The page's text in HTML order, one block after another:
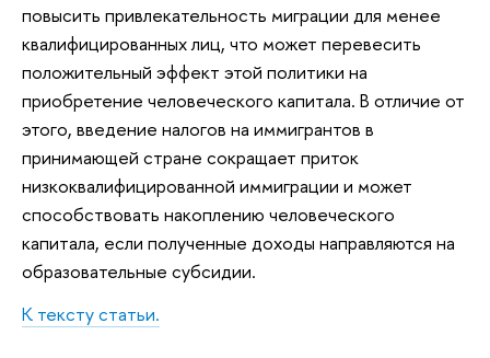
повысить привлекательность миграции для менее
квалифицированных лиц, что может перевесить
положительный эффект этой политики на
приобретение человеческого капитала. В отличие от
этого, введение налогов на иммигрантов в
принимающей стране сокращает приток
низкоквалифицированной иммиграции и может
способствовать накоплению человеческого
капитала, если полученные доходы направляются на
образовательные субсидии.
К тексту статьи.